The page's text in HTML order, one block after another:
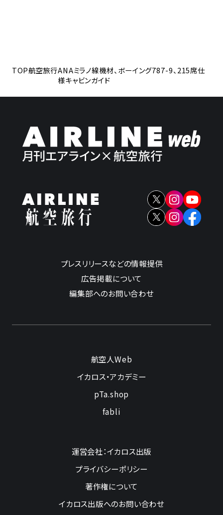
TOP航空旅行ANAミラノ線機材、ボーイング787-9、215席仕
様キャビンガイド
プレスリリースなどの情報提供
広告掲載について
編集部へのお問い合わせ
航空人Web
イカロス・アカデミー
pTa.shop
fabli
運営会社：イカロス出版
プライバシーポリシー
著作権について
イカロス出版へのお問い合わせ